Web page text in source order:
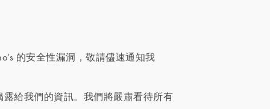
的安全性漏洞，敬請儘速通知我
給我們的資訊。我們將嚴肅看待所有